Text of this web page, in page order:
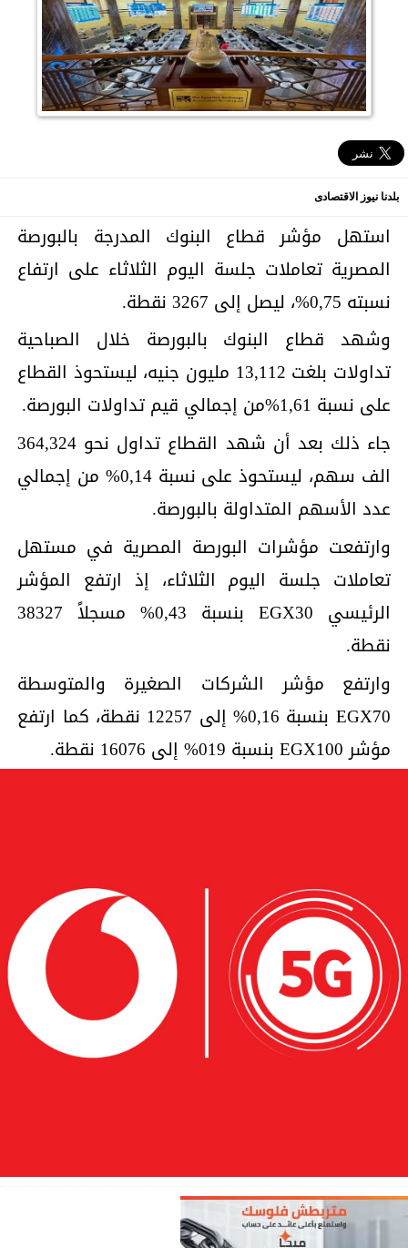
بلدنا نيوز الاقتصادى
استهل مؤشر قطاع البنوك المدرجة بالبورصة
المصرية تعاملات جلسة اليوم الثلاثاء على ارتفاع
نسبته 0,75%، ليصل إلى 3267 نقطة.
وشهد قطاع البنوك بالبورصة خلال الصباحية
تداولات بلغت 13,112 مليون جنيه، ليستحوذ القطاع
على نسبة 1,61%من إجمالي قيم تداولات البورصة.
جاء ذلك بعد أن شهد القطاع تداول نحو 364,324
الف سهم، ليستحوذ على نسبة 0,14% من إجمالي
عدد الأسهم المتداولة بالبورصة.
وارتفعت مؤشرات البورصة المصرية في مستهل
تعاملات جلسة اليوم الثلاثاء، إذ ارتفع المؤشر
الرئيسي EGX30 بنسبة 0,43% مسجلاً 38327
نقطة.
وارتفع مؤشر الشركات الصغيرة والمتوسطة
EGX70 بنسبة 0,16% إلى 12257 نقطة، كما ارتفع
مؤشر EGX100 بنسبة 019% إلى 16076 نقطة.